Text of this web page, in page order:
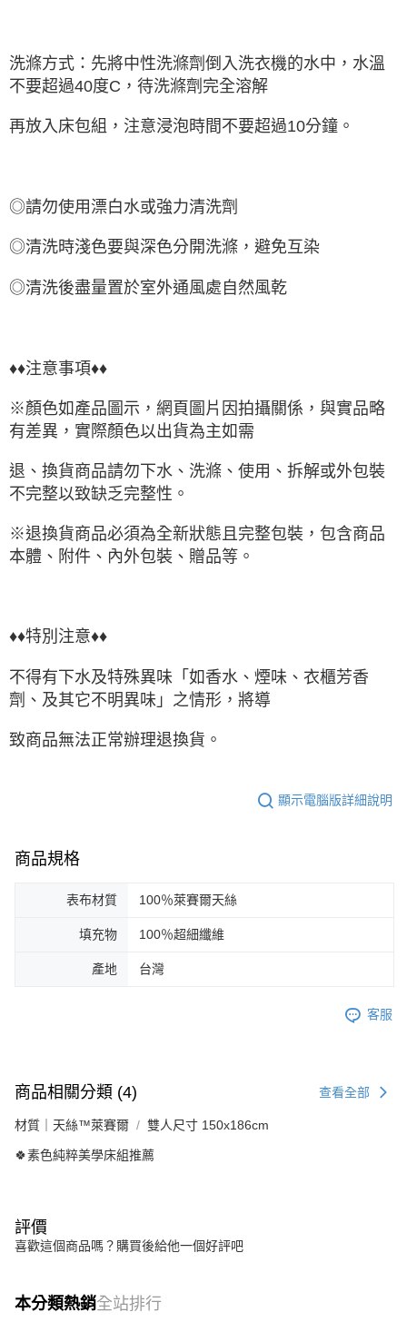
洗滌方式：先將中性洗滌劑倒入洗衣機的水中，水溫
不要超過40度C，待洗滌劑完全溶解
再放入床包組，注意浸泡時間不要超過10分鐘。
◎請勿使用漂白水或強力清洗劑
◎清洗時淺色要與深色分開洗滌，避免互染
◎清洗後盡量置於室外通風處自然風乾
♦♦注意事項♦♦
※顏色如產品圖示，網頁圖片因拍攝關係，與實品略
有差異，實際顏色以出貨為主如需
退、換貨商品請勿下水、洗滌、使用、拆解或外包裝
不完整以致缺乏完整性。
※退換貨商品必須為全新狀態且完整包裝，包含商品
本體、附件、內外包裝、贈品等。
♦♦特別注意♦♦
不得有下水及特殊異味「如香水、煙味、衣櫃芳香
劑、及其它不明異味」之情形，將導
致商品無法正常辦理退換貨。
顯示電腦版詳細說明
商品規格
表布材質 100％萊賽爾天絲
填充物 100％超細纖維
產地 台灣
客服
商品相關分類 (4) 查看全部
材質｜天絲™萊賽爾 雙人尺寸 150x186cm
🍀素色純粹美學床組推薦
評價
喜歡這個商品嗎？購買後給他一個好評吧
本分類熱銷全站排行